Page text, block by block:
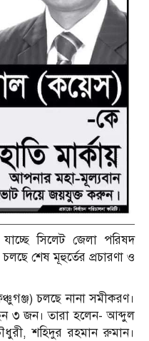
সিলেট জেলা পরিষদ
চলছে শেষ মূহুর্তের প্রচারণা ও
চলছে নানা সমীকরণ।
৩ জন। তারা হলেন- আব্দুল
শহিদুর রহমান রুমান।